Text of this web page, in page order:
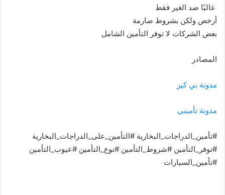
غالبًا ضد الغير فقط
أرخص ولكن بشروط صارمة
بعض الشركات لا توفر التأمين الشامل
المصادر
مدونة بي كير
مدونة تأميني
#تأمين_الدراجات_البخارية #التأمين_على_الدراجات_البخارية
#توفر_التأمين #شروط_التأمين #نوع_التأمين #عيوب_التأمين
#تأمين_السيارات